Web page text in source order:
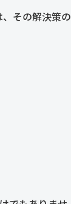
その解決策の